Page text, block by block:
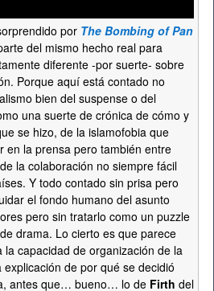
por The Bombing of Pan
del mismo hecho real para
diferente -por suerte- sobre
Porque aquí está contado no
bien del suspense o del
una suerte de crónica de cómo y
se hizo, de la islamofobia que
en la prensa pero también entre
la colaboración no siempre fácil
Y todo contado sin prisa pero
el fondo humano del asunto
pero sin tratarlo como un puzzle
drama. Lo cierto es que parece
la capacidad de organización de la
de por qué se decidió
antes que… bueno… lo de Firth del